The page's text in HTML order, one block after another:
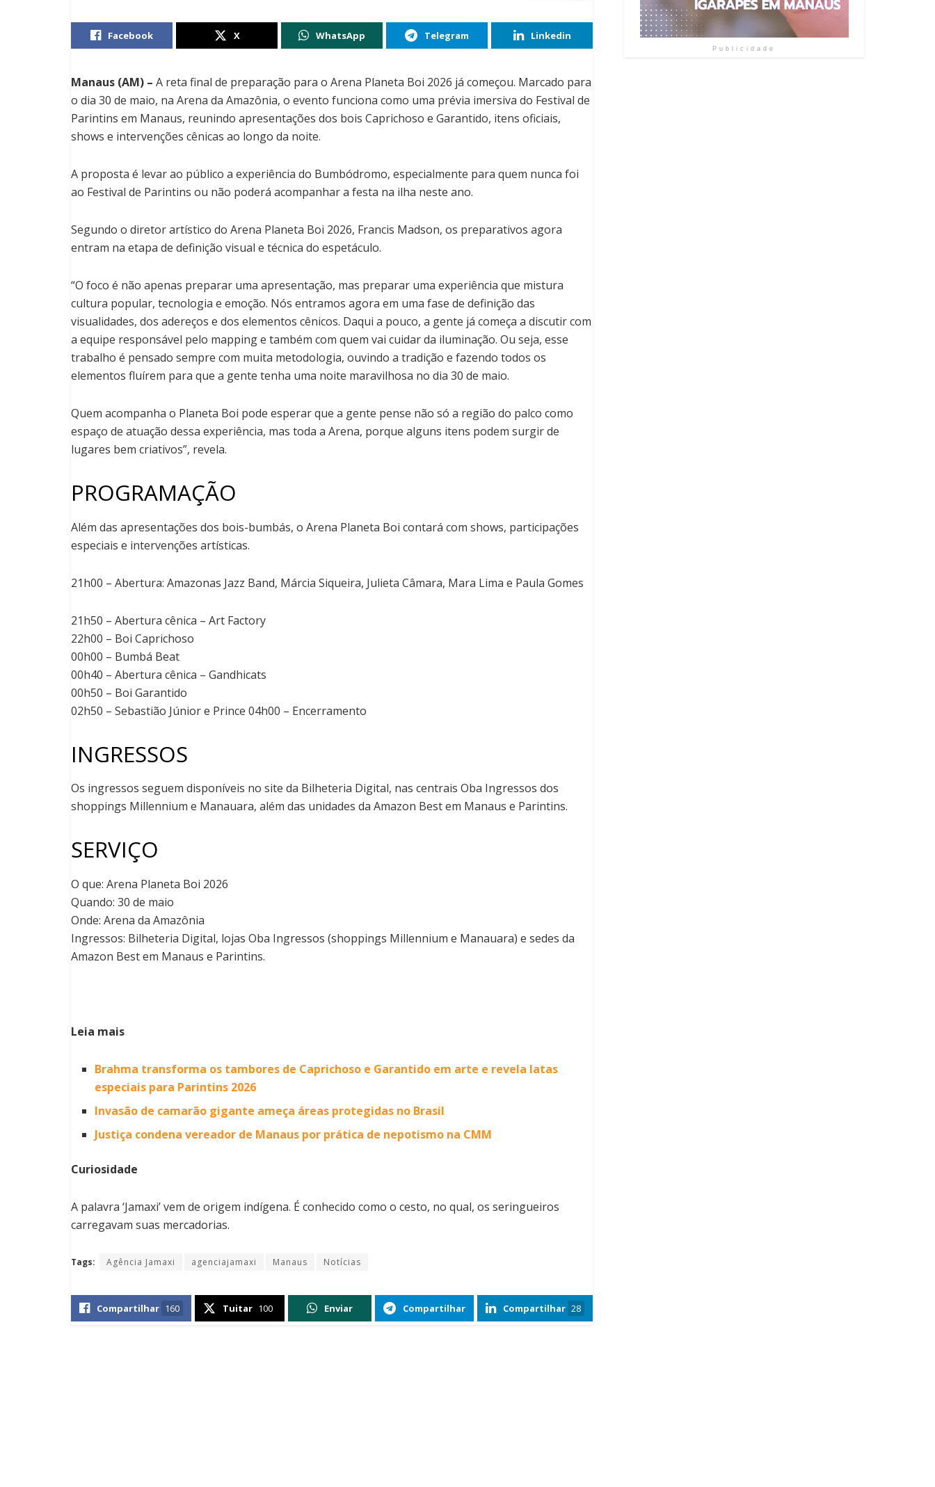
Facebook X WhatsApp Telegram Linkedin
Manaus (AM) – A reta final de preparação para o Arena Planeta Boi 2026 já começou. Marcado para
o dia 30 de maio, na Arena da Amazônia, o evento funciona como uma prévia imersiva do Festival de
Parintins em Manaus, reunindo apresentações dos bois Caprichoso e Garantido, itens oficiais,
shows e intervenções cênicas ao longo da noite.
A proposta é levar ao público a experiência do Bumbódromo, especialmente para quem nunca foi
ao Festival de Parintins ou não poderá acompanhar a festa na ilha neste ano.
Segundo o diretor artístico do Arena Planeta Boi 2026, Francis Madson, os preparativos agora
entram na etapa de definição visual e técnica do espetáculo.
“O foco é não apenas preparar uma apresentação, mas preparar uma experiência que mistura
cultura popular, tecnologia e emoção. Nós entramos agora em uma fase de definição das
visualidades, dos adereços e dos elementos cênicos. Daqui a pouco, a gente já começa a discutir com
a equipe responsável pelo mapping e também com quem vai cuidar da iluminação. Ou seja, esse
trabalho é pensado sempre com muita metodologia, ouvindo a tradição e fazendo todos os
elementos fluírem para que a gente tenha uma noite maravilhosa no dia 30 de maio.
Quem acompanha o Planeta Boi pode esperar que a gente pense não só a região do palco como
espaço de atuação dessa experiência, mas toda a Arena, porque alguns itens podem surgir de
lugares bem criativos”, revela.
PROGRAMAÇÃO
Além das apresentações dos bois-bumbás, o Arena Planeta Boi contará com shows, participações
especiais e intervenções artísticas.
21h00 – Abertura: Amazonas Jazz Band, Márcia Siqueira, Julieta Câmara, Mara Lima e Paula Gomes
21h50 – Abertura cênica – Art Factory
22h00 – Boi Caprichoso
00h00 – Bumbá Beat
00h40 – Abertura cênica – Gandhicats
00h50 – Boi Garantido
02h50 – Sebastião Júnior e Prince 04h00 – Encerramento
INGRESSOS
Os ingressos seguem disponíveis no site da Bilheteria Digital, nas centrais Oba Ingressos dos
shoppings Millennium e Manauara, além das unidades da Amazon Best em Manaus e Parintins.
SERVIÇO
O que: Arena Planeta Boi 2026
Quando: 30 de maio
Onde: Arena da Amazônia
Ingressos: Bilheteria Digital, lojas Oba Ingressos (shoppings Millennium e Manauara) e sedes da
Amazon Best em Manaus e Parintins.
Leia mais
Brahma transforma os tambores de Caprichoso e Garantido em arte e revela latas
especiais para Parintins 2026
Invasão de camarão gigante ameça áreas protegidas no Brasil
Justiça condena vereador de Manaus por prática de nepotismo na CMM
Curiosidade
A palavra ‘Jamaxi’ vem de origem indígena. É conhecido como o cesto, no qual, os seringueiros
carregavam suas mercadorias.
Tags: Agência Jamaxi agenciajamaxi Manaus Notícias
Compartilhar 160 Tuitar 100 Enviar Compartilhar Compartilhar 28
Publicidade